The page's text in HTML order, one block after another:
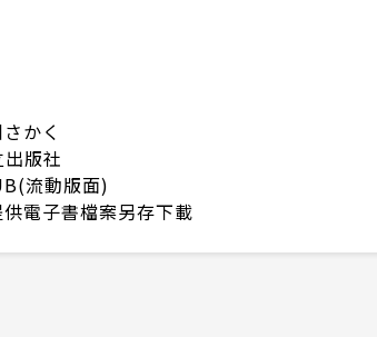
かく
出版社
流動版面)
電子書檔案另存下載